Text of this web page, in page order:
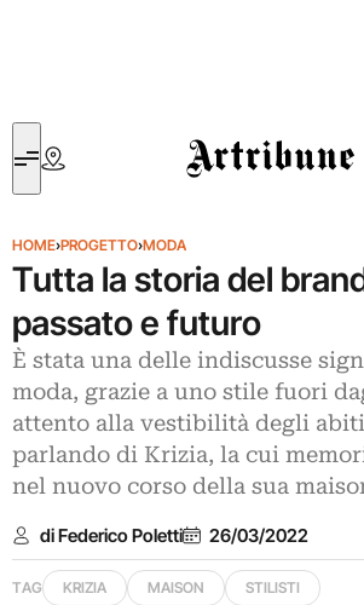
Artribune
HOME›PROGETTO›MODA
Tutta la storia del
passato e futuro
È stata una delle indiscusse
moda, grazie a uno stile fuori
attento alla vestibilità degli
parlando di Krizia, la cui
nel nuovo corso della sua
di Federico Poletti 26/03/2022
TAG KRIZIA MAISON STILISTI